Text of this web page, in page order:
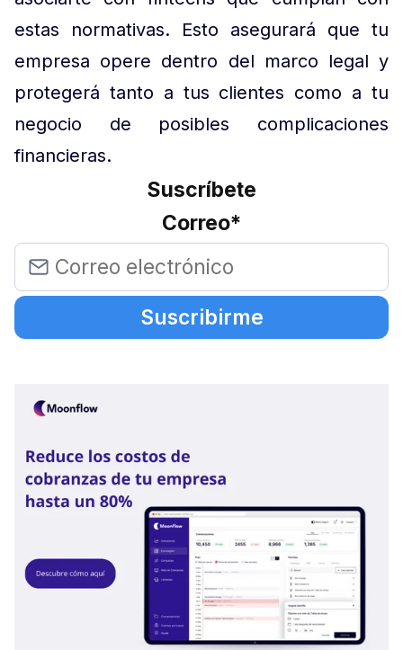
estas normativas. Esto asegurará que tu
empresa opere dentro del marco legal y
protegerá tanto a tus clientes como a tu
negocio de posibles complicaciones
financieras.
Suscríbete
Correo*